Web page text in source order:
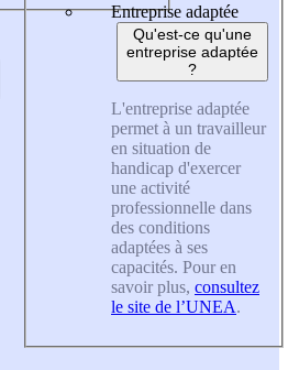
Entreprise adaptée
Qu'est-ce qu'une
entreprise adaptée
?
L'entreprise adaptée
permet à un travailleur
en situation de
handicap d'exercer
une activité
professionnelle dans
des conditions
adaptées à ses
capacités. Pour en
savoir plus, consultez
le site de l’UNEA.